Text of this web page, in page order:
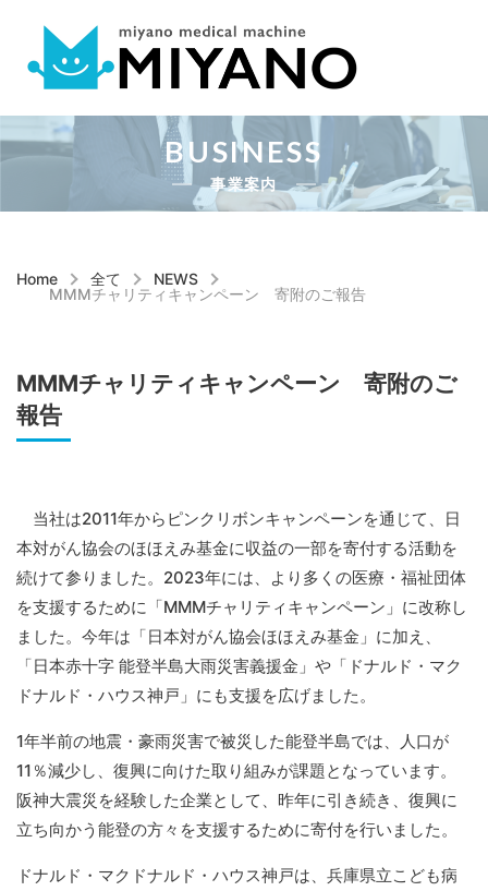
BUSINESS
事業案内
Home 全て
NEWS
MMMチャリティキャンペーン 寄附のご報告
MMMチャリティキャンペーン 寄附のご
報告
当社は2011年からピンクリボンキャンペーンを通じて、日
本対がん協会のほほえみ基金に収益の一部を寄付する活動を
続けて参りました。2023年には、より多くの医療・福祉団体
を支援するために「MMMチャリティキャンペーン」に改称し
ました。今年は「日本対がん協会ほほえみ基金」に加え、
「日本赤十字 能登半島大雨災害義援金」や「ドナルド・マク
ドナルド・ハウス神戸」にも支援を広げました。
1年半前の地震・豪雨災害で被災した能登半島では、人口が
11％減少し、復興に向けた取り組みが課題となっています。
阪神大震災を経験した企業として、昨年に引き続き、復興に
立ち向かう能登の方々を支援するために寄付を行いました。
ドナルド・マクドナルド・ハウス神戸は、兵庫県立こども病